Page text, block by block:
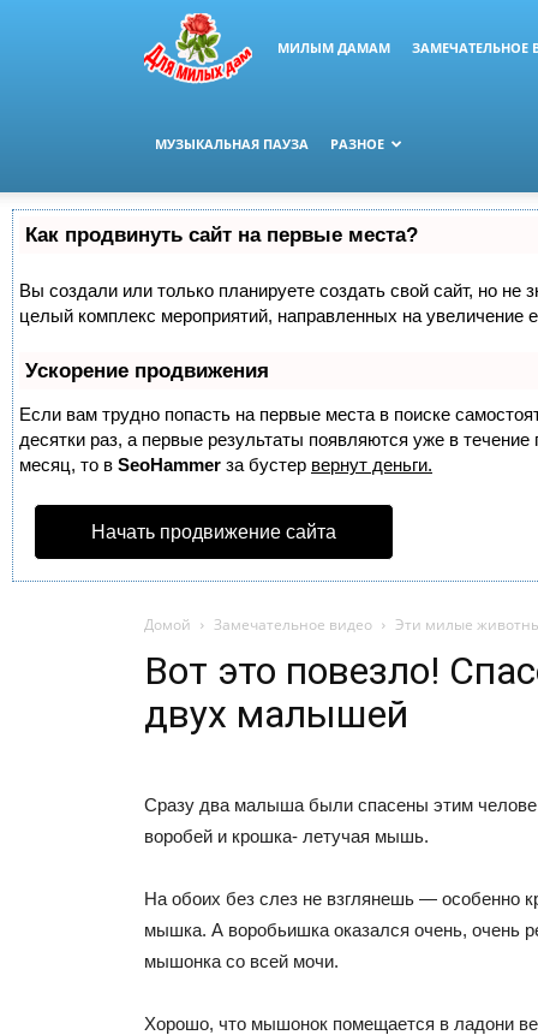
МИЛЫМ ДАМАМ ЗАМЕЧАТЕЛЬНОЕ
МУЗЫКАЛЬНАЯ ПАУЗА РАЗНОЕ
Как продвинуть сайт на первые места?
Вы создали или только планируете создать свой сайт, но не
целый комплекс мероприятий, направленных на увеличение
Ускорение продвижения
Если вам трудно попасть на первые места в поиске
десятки раз, а первые результаты появляются уже в
месяц, то в SeoHammer за бустер вернут деньги.
Начать продвижение сайта
Домой Замечательное видео Эти милые
Вот это повезло!
двух малышей
Сразу два малыша были спасены этим
воробей и крошка- летучая мышь.
На обоих без слез не взглянешь — особенно
мышка. А воробьишка оказался очень, очень
мышонка со всей мочи.
Хорошо, что мышонок помещается в ладони